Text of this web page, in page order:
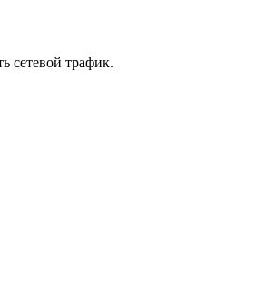
сетевой трафик.